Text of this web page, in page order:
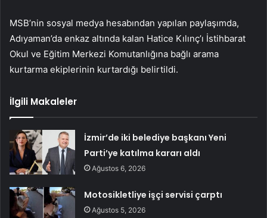
MSB’nin sosyal medya hesabından yapılan paylaşımda,
Adıyaman’da enkaz altında kalan Hatice Kılınç’ı İstihbarat
Okul ve Eğitim Merkezi Komutanlığına bağlı arama
kurtarma ekiplerinin kurtardığı belirtildi.
İlgili Makaleler
İzmir’de iki belediye başkanı Yeni
Parti’ye katılma kararı aldı
Ağustos 6, 2026
Motosikletliye işçi servisi çarptı
Ağustos 5, 2026